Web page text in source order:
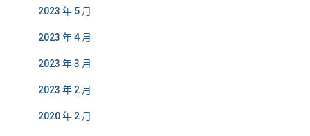
2023 年 5 月
2023 年 4 月
2023 年 3 月
2023 年 2 月
2020 年 2 月